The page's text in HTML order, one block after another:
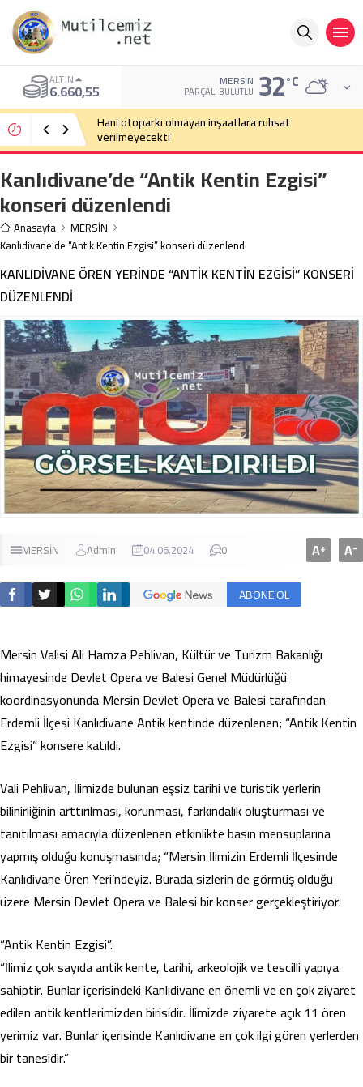
ALTIN
6.660,55 MERSIN
PARÇALI BULUTLU 32°C
Hani otoparkı olmayan inşaatlara ruhsat
verilmeyecekti
Kanlıdivane’de “Antik Kentin Ezgisi”
konseri düzenlendi
Anasayfa
MERSİN
Kanlıdivane’de “Antik Kentin Ezgisi” konseri düzenlendi
KANLIDİVANE ÖREN YERİNDE “ANTİK KENTİN EZGİSİ” KONSERİ
DÜZENLENDİ
MERSİN Admin 04.06.2024 0 A+ A-
ABONE OL
Mersin Valisi Ali Hamza Pehlivan, Kültür ve Turizm Bakanlığı
himayesinde Devlet Opera ve Balesi Genel Müdürlüğü
koordinasyonunda Mersin Devlet Opera ve Balesi tarafından
Erdemli İlçesi Kanlıdivane Antik kentinde düzenlenen; “Antik Kentin
Ezgisi” konsere katıldı.
Vali Pehlivan, İlimizde bulunan eşsiz tarihi ve turistik yerlerin
bilinirliğinin arttırılması, korunması, farkındalık oluşturması ve
tanıtılması amacıyla düzenlenen etkinlikte basın mensuplarına
yapmış olduğu konuşmasında; “Mersin İlimizin Erdemli İlçesinde
Kanlıdivane Ören Yeri’ndeyiz. Burada sizlerin de görmüş olduğu
üzere Mersin Devlet Opera ve Balesi bir konser gerçekleştiriyor.
“Antik Kentin Ezgisi”.
“İlimiz çok sayıda antik kente, tarihi, arkeolojik ve tescilli yapıya
sahiptir. Bunlar içerisindeki Kanlıdivane en önemli ve en çok ziyaret
edilen antik kentlerimizden birisidir. İlimizde ziyarete açık 11 ören
yerimiz var. Bunlar içerisinde Kanlıdivane en çok ilgi gören yerlerden
bir tanesidir.”